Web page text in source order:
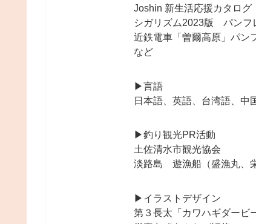
Joshin 新生活応援カタログ
シガリズム2023版 パンフ
近鉄電車「曽爾高原」パン
など
▶︎言語
日本語、英語、台湾語、中
▶︎釣り観光PR活動
土佐清水市観光協会
淡路島 遊漁船（盛漁丸、
▶︎イラストデザイン
第３長太「カワハギダービ